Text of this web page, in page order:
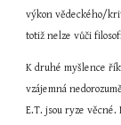
výkon vědeckého/
totiž nelze vůči
K druhé myšlence
vzájemná
E.T. jsou ryze